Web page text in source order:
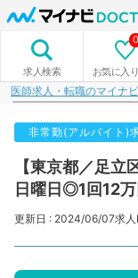
求人検索 お気に入
0
医師求人・転職のマイナ
非常勤(アルバイト)
【東京都／足立
日曜日◎1回12万
更新日 : 2024/06/07求